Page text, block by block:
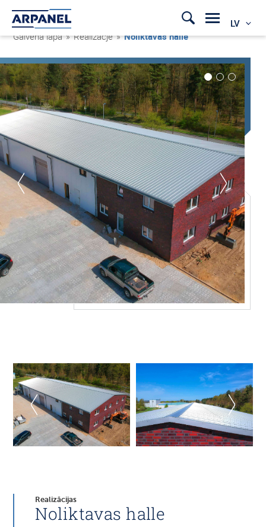
LV
Galvenā lapa » Realizacje »Noliktavas halle
Realizācijas
Noliktavas halle